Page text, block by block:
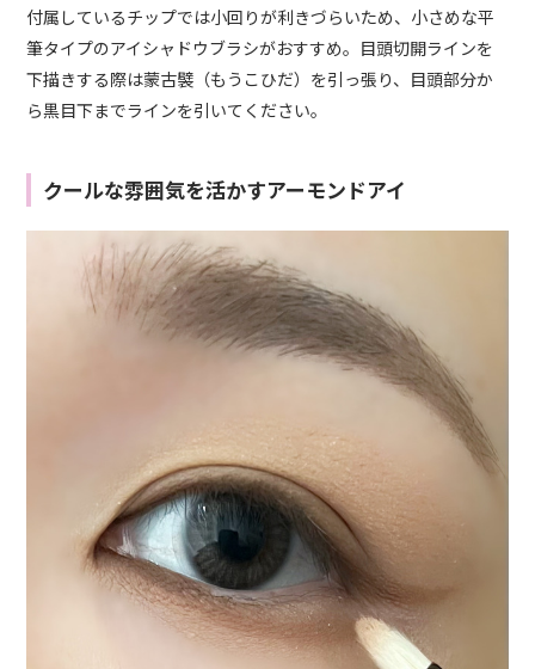
付属しているチップでは小回りが利きづらいため、小さめな平
筆タイプのアイシャドウブラシがおすすめ。目頭切開ラインを
下描きする際は蒙古襞（もうこひだ）を引っ張り、目頭部分か
ら黒目下までラインを引いてください。
クールな雰囲気を活かすアーモンドアイ